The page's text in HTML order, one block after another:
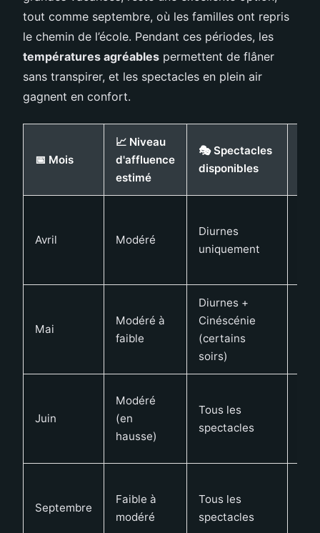
tout comme septembre, où les familles ont repris
le chemin de l’école. Pendant ces périodes, les
températures agréables permettent de flâner
sans transpirer, et les spectacles en plein air
gagnent en confort.
📅 Mois
📈 Niveau
d'affluence
estimé
🎭 Spectacles
disponibles
Avril Modéré
Diurnes
uniquement
Mai
Modéré à
faible
Diurnes +
Cinéscénie
(certains
soirs)
Juin
Modéré
(en
hausse)
Tous les
spectacles
Septembre
Faible à
modéré
Tous les
spectacles